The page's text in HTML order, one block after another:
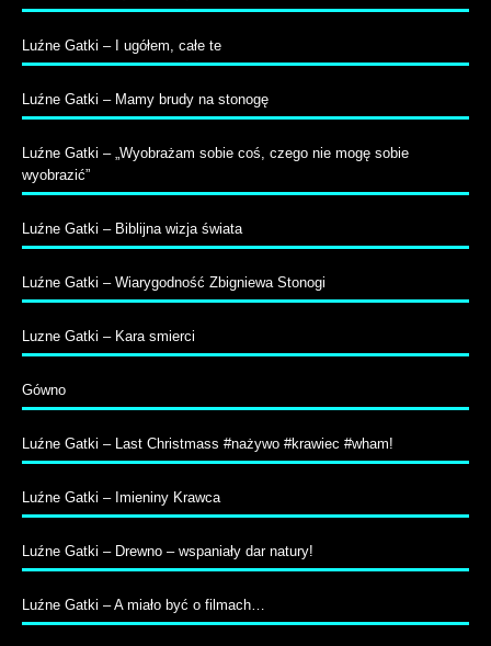
Luźne Gatki – I ugółem, całe te
Luźne Gatki – Mamy brudy na stonogę
Luźne Gatki – „Wyobrażam sobie coś, czego nie mogę sobie
wyobrazić”
Luźne Gatki – Biblijna wizja świata
Luźne Gatki – Wiarygodność Zbigniewa Stonogi
Luzne Gatki – Kara smierci
Gówno
Luźne Gatki – Last Christmass #nażywo #krawiec #wham!
Luźne Gatki – Imieniny Krawca
Luźne Gatki – Drewno – wspaniały dar natury!
Luźne Gatki – A miało być o filmach…